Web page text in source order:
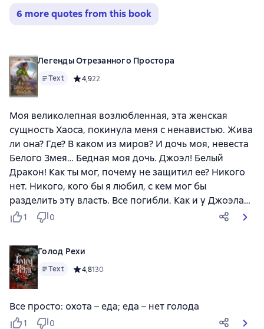
6 more quotes from this book
Легенды Отрезанного Простора
Text Средний рейтинг 4,9 на основе 22 оценок
4,922
Моя великолепная возлюбленная, эта женская
сущность Хаоса, покинула меня с ненавистью. Жива
ли она? Где? В каком из миров? И дочь моя, невеста
Белого Змея… Бедная моя дочь. Джоэл! Белый
Дракон! Как ты мог, почему не защитил ее? Никого
нет. Никого, кого бы я любил, с кем мог бы
разделить эту власть. Все погибли. Как и у Джоэла…
1 0
Голод Рехи
Text Средний рейтинг 4,8 на основе 130 оценок
4,8130
Все просто: охота – еда; еда – нет голода
1 0